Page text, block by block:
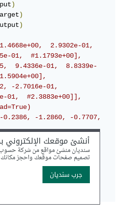
)
)
)
2.9302e-01,
01,  #1.1793e+00],
9.4336e-01,  8.8339e-
-2.7016e-01,
01,  #2.3883e+00]],
-1.2860, -0.7707,
0.5223, -0.8986,
1.0896, -1.0791,
grad_fn=